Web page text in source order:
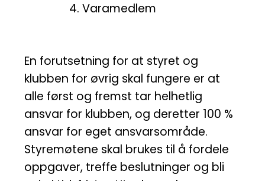
Varamedlem
En forutsetning for at styret og
klubben for øvrig skal fungere er at
alle først og fremst tar helhetlig
ansvar for klubben, og deretter 100 %
ansvar for eget ansvarsområde.
Styremøtene skal brukes til å fordele
oppgaver, treffe beslutninger og bli